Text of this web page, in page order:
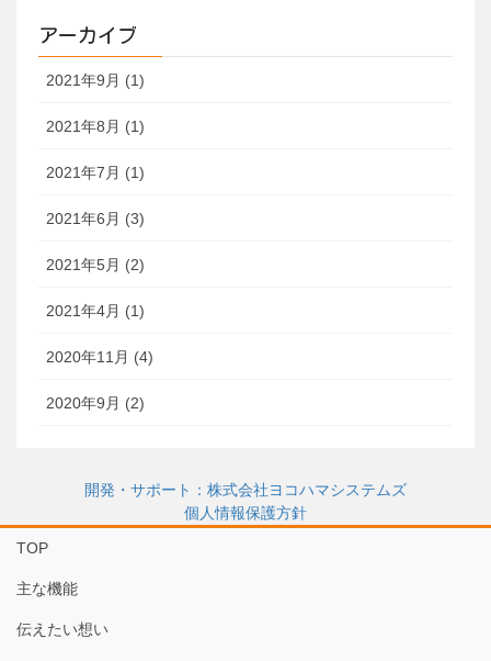
アーカイブ
2021年9月 (1)
2021年8月 (1)
2021年7月 (1)
2021年6月 (3)
2021年5月 (2)
2021年4月 (1)
2020年11月 (4)
2020年9月 (2)
開発・サポート：株式会社ヨコハマシステムズ
個人情報保護方針
TOP
主な機能
伝えたい想い